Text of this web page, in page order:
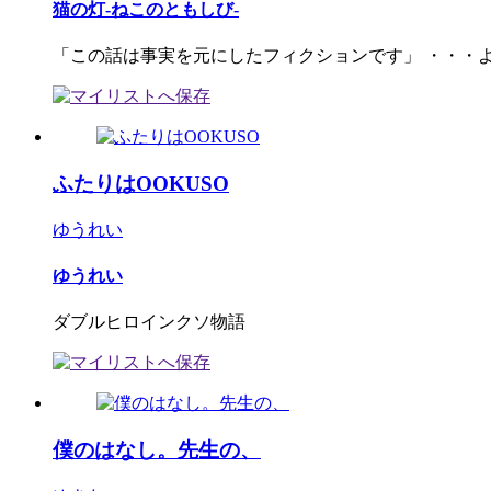
猫の灯-ねこのともしび-
「この話は事実を元にしたフィクションです」 ・・・
ふたりはOOKUSO
ゆうれい
ゆうれい
ダブルヒロインクソ物語
僕のはなし。先生の、